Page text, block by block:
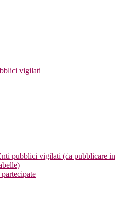
vigilati
pubblici vigilati (da pubblicare in
partecipate